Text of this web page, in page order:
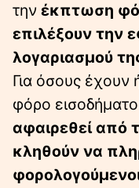
την έκπτωση
επιλέξουν την
λογαριασμού
Για όσους έχουν
φόρο
αφαιρεθεί από
κληθούν να